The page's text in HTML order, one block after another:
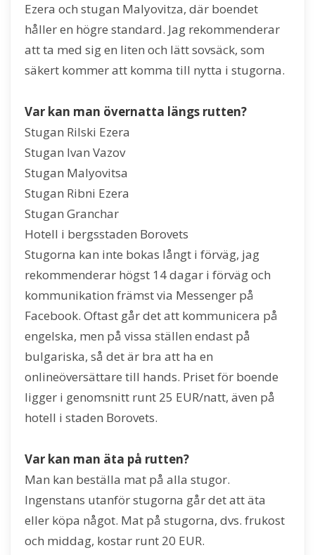
Ezera och stugan Malyovitza, där boendet
håller en högre standard. Jag rekommenderar
att ta med sig en liten och lätt sovsäck, som
säkert kommer att komma till nytta i stugorna.
Var kan man övernatta längs rutten?
Stugan Rilski Ezera
Stugan Ivan Vazov
Stugan Malyovitsa
Stugan Ribni Ezera
Stugan Granchar
Hotell i bergsstaden Borovets
Stugorna kan inte bokas långt i förväg, jag
rekommenderar högst 14 dagar i förväg och
kommunikation främst via Messenger på
Facebook. Oftast går det att kommunicera på
engelska, men på vissa ställen endast på
bulgariska, så det är bra att ha en
onlineöversättare till hands. Priset för boende
ligger i genomsnitt runt 25 EUR/natt, även på
hotell i staden Borovets.
Var kan man äta på rutten?
Man kan beställa mat på alla stugor.
Ingenstans utanför stugorna går det att äta
eller köpa något. Mat på stugorna, dvs. frukost
och middag, kostar runt 20 EUR.